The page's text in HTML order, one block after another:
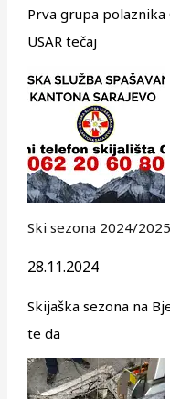
Prva grupa polaznika
USAR tečaj
Ski sezona 2024/2025
28.11.2024
Skijaška sezona na
te da